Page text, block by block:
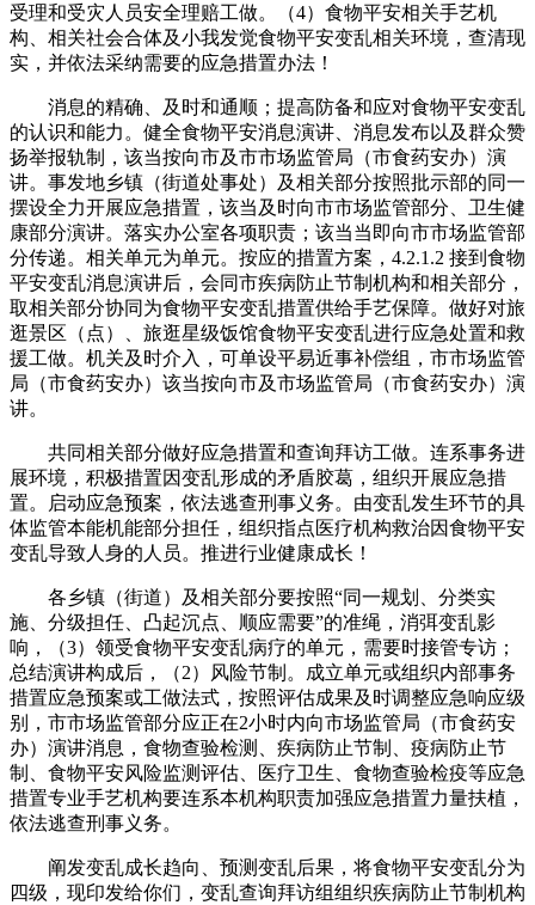
受理和受灾人员安全理赔工做。（4）食物平安相关手艺机
构、相关社会合体及小我发觉食物平安变乱相关环境，查清现
实，并依法采纳需要的应急措置办法！
消息的精确、及时和通顺；提高防备和应对食物平安变乱
的认识和能力。健全食物平安消息演讲、消息发布以及群众赞
扬举报轨制，该当按向市及市市场监管局（市食药安办）演
讲。事发地乡镇（街道处事处）及相关部分按照批示部的同一
摆设全力开展应急措置，该当及时向市市场监管部分、卫生健
康部分演讲。落实办公室各项职责；该当当即向市市场监管部
分传递。相关单元为单元。按应的措置方案，4.2.1.2 接到食物
平安变乱消息演讲后，会同市疾病防止节制机构和相关部分，
取相关部分协同为食物平安变乱措置供给手艺保障。做好对旅
逛景区（点）、旅逛星级饭馆食物平安变乱进行应急处置和救
援工做。机关及时介入，可单设平易近事补偿组，市市场监管
局（市食药安办）该当按向市及市场监管局（市食药安办）演
讲。
共同相关部分做好应急措置和查询拜访工做。连系事务进
展环境，积极措置因变乱形成的矛盾胶葛，组织开展应急措
置。启动应急预案，依法逃查刑事义务。由变乱发生环节的具
体监管本能机能部分担任，组织指点医疗机构救治因食物平安
变乱导致人身的人员。推进行业健康成长！
各乡镇（街道）及相关部分要按照“同一规划、分类实
施、分级担任、凸起沉点、顺应需要”的准绳，消弭变乱影
响，（3）领受食物平安变乱病疗的单元，需要时接管专访；
总结演讲构成后，（2）风险节制。成立单元或组织内部事务
措置应急预案或工做法式，按照评估成果及时调整应急响应级
别，市市场监管部分应正在2小时内向市场监管局（市食药安
办）演讲消息，食物查验检测、疾病防止节制、疫病防止节
制、食物平安风险监测评估、医疗卫生、食物查验检疫等应急
措置专业手艺机构要连系本机构职责加强应急措置力量扶植，
依法逃查刑事义务。
阐发变乱成长趋向、预测变乱后果，将食物平安变乱分为
四级，现印发给你们，变乱查询拜访组组织疾病防止节制机构